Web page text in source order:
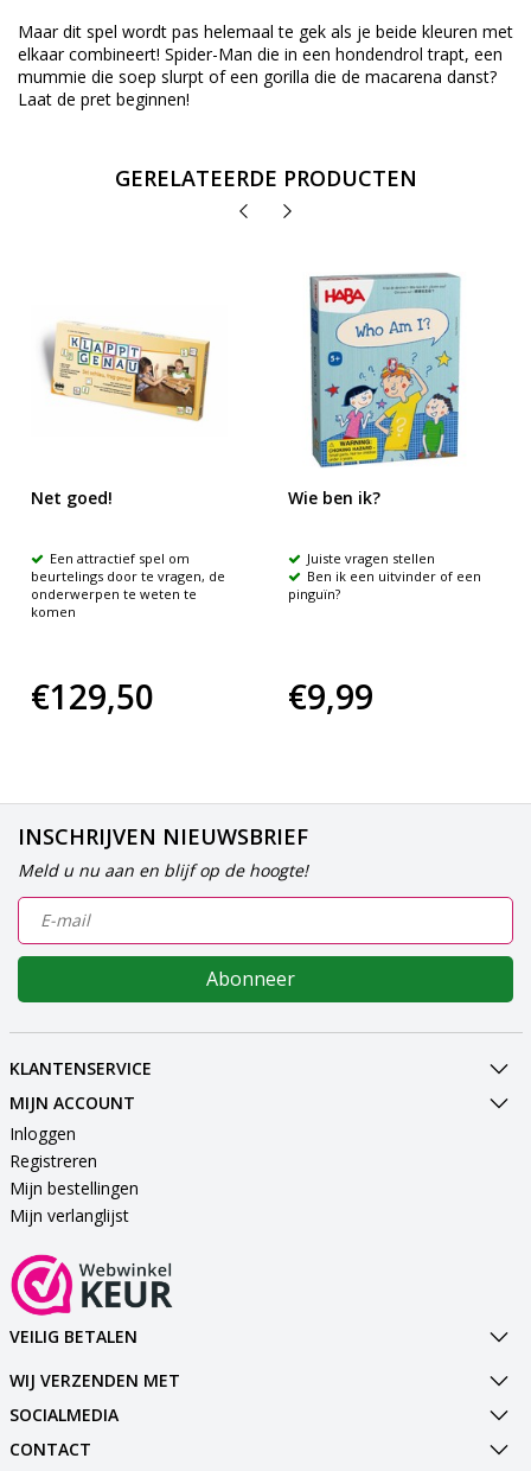
Maar dit spel wordt pas helemaal te gek als je beide kleuren met
elkaar combineert! Spider-Man die in een hondendrol trapt, een
mummie die soep slurpt of een gorilla die de macarena danst?
Laat de pret beginnen!
GERELATEERDE PRODUCTEN
Net goed!
Een attractief spel om
beurtelings door te vragen, de
onderwerpen te weten te
komen
€129,50
Wie ben ik?
Juiste vragen stellen
Ben ik een uitvinder of een
pinguïn?
€9,99
INSCHRIJVEN NIEUWSBRIEF
Meld u nu aan en blijf op de hoogte!
Abonneer
KLANTENSERVICE
MIJN ACCOUNT
Inloggen
Registreren
Mijn bestellingen
Mijn verlanglijst
VEILIG BETALEN
WIJ VERZENDEN MET
SOCIALMEDIA
CONTACT